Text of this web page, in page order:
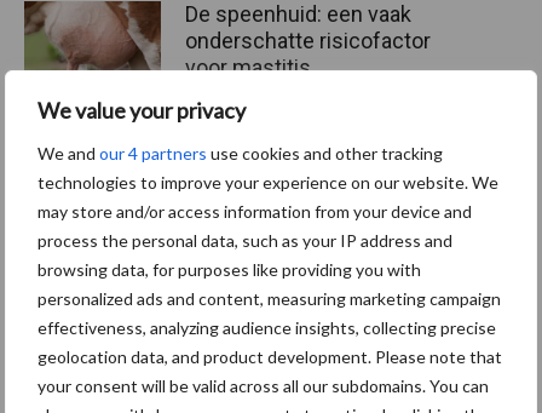
We value your privacy
We and our 4 partners use cookies and other tracking
technologies to improve your experience on our website. We
may store and/or access information from your device and
process the personal data, such as your IP address and
browsing data, for purposes like providing you with
personalized ads and content, measuring marketing campaign
effectiveness, analyzing audience insights, collecting precise
geolocation data, and product development. Please note that
your consent will be valid across all our subdomains. You can
De speenhuid: een vaak
onderschatte risicofactor
voor mastitis
ForFarmers ziet volume en
marktaandeel groeien in
krimpende Nederlandse
markt
Themapagina's